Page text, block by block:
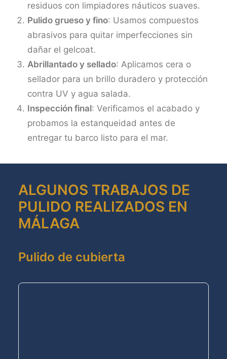
residuos con limpiadores náuticos suaves.
Pulido grueso y fino: Usamos compuestos
abrasivos para quitar imperfecciones sin
dañar el gelcoat.​
Abrillantado y sellado: Aplicamos cera o
sellador para un brillo duradero y protección
contra UV y agua salada.
Inspección final: Verificamos el acabado y
probamos la estanqueidad antes de
entregar tu barco listo para el mar.​
ALGUNOS TRABAJOS DE
PULIDO REALIZADOS EN
MÁLAGA
Pulido de cubierta